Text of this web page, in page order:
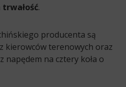
.
producenta są
kierowców terenowych oraz
napędem na cztery koła o